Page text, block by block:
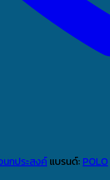
นกประสงค์ แบรนด์: POLO